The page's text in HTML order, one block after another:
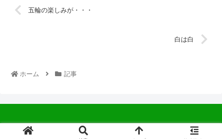
五輪の楽しみが・・・
白は白
ホーム 記事
© 2022 中広会長ブログ.